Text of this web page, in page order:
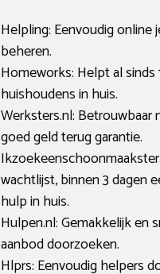
Helpling: Eenvoudig online
beheren.
Homeworks: Helpt al sinds
huishoudens in huis.
Werksters.nl: Betrouwbaar
goed geld terug garantie.
wachtlijst, binnen 3 dagen
hulp in huis.
Hulpen.nl: Gemakkelijk en
aanbod doorzoeken.
Hlprs: Eenvoudig helpers